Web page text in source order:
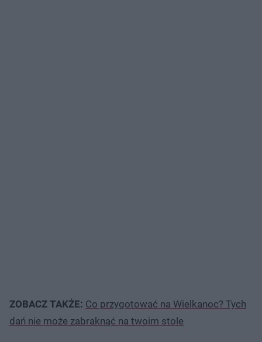
ZOBACZ TAKŻE: Co przygotować na Wielkanoc? Tych
dań nie może zabraknąć na twoim stole